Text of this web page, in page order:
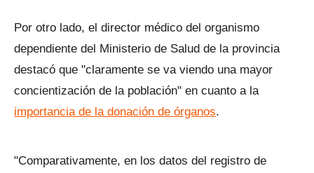
Por otro lado, el director médico del organismo
dependiente del Ministerio de Salud de la provincia
destacó que "claramente se va viendo una mayor
concientización de la población" en cuanto a la
importancia de la donación de órganos.
"Comparativamente, en los datos del registro de